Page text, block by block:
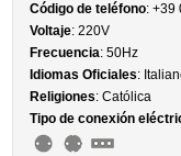
Código de teléfono: +39
Voltaje: 220V
Frecuencia: 50Hz
Idiomas Oficiales:
Religiones: Católica
Tipo de conexión